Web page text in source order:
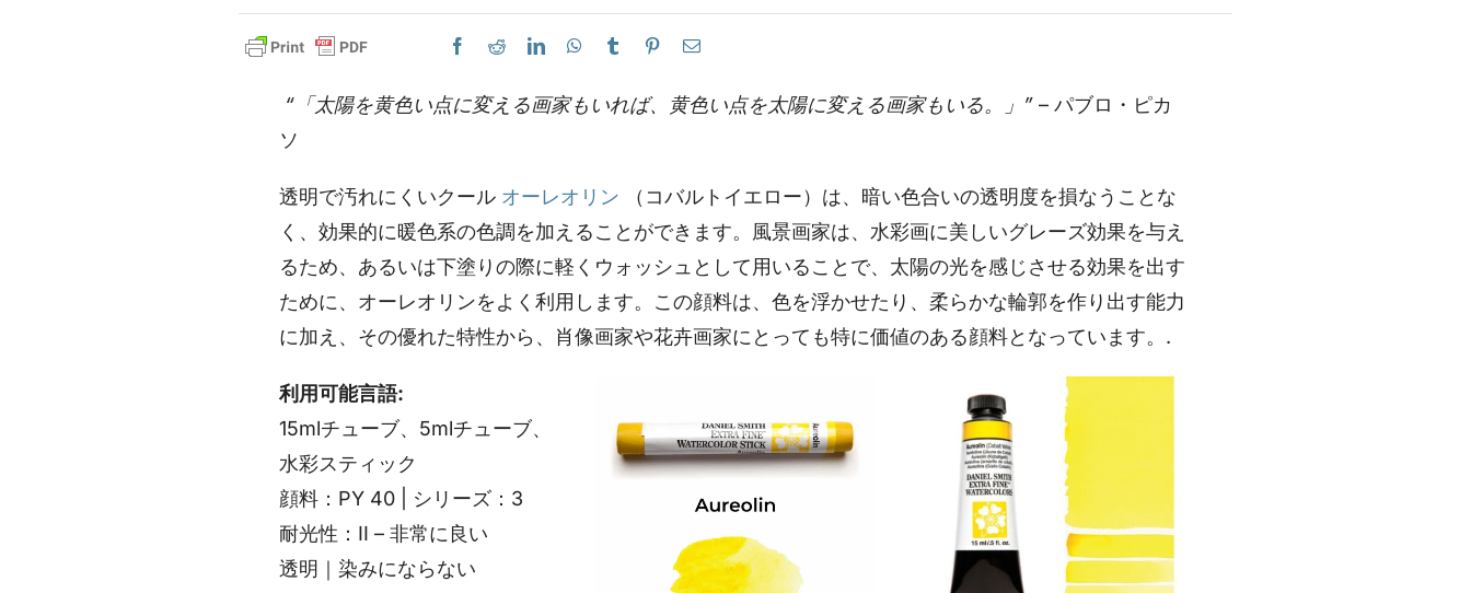
“「太陽を黄色い点に変える画家もいれば、黄色い点を太陽に変える画家もいる。」” – パブロ・ピカ
ソ
透明で汚れにくいクール オーレオリン （コバルトイエロー）は、暗い色合いの透明度を損なうことな
く、効果的に暖色系の色調を加えることができます。風景画家は、水彩画に美しいグレーズ効果を与え
るため、あるいは下塗りの際に軽くウォッシュとして用いることで、太陽の光を感じさせる効果を出す
ために、オーレオリンをよく利用します。この顔料は、色を浮かせたり、柔らかな輪郭を作り出す能力
に加え、その優れた特性から、肖像画家や花卉画家にとっても特に価値のある顔料となっています。.
利用可能言語:
15mlチューブ、5mlチューブ、
水彩スティック
顔料：PY 40 | シリーズ：3
耐光性：II – 非常に良い
透明｜染みにならない